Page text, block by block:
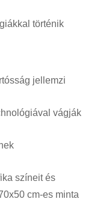
történik
jellemzi
vágják
színeit és
cm-es minta